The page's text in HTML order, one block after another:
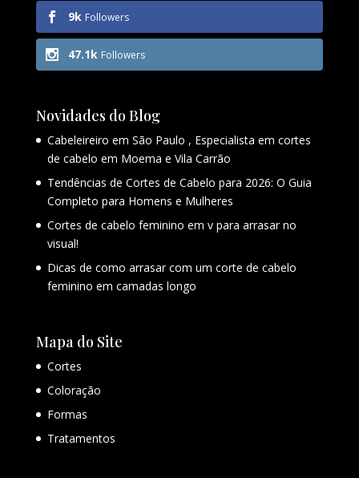
9k Followers
47.1k Followers
Novidades do Blog
Cabeleireiro em São Paulo , Especialista em cortes
de cabelo em Moema e Vila Carrão
Tendências de Cortes de Cabelo para 2026: O Guia
Completo para Homens e Mulheres
Cortes de cabelo feminino em v para arrasar no
visual!
Dicas de como arrasar com um corte de cabelo
feminino em camadas longo
Mapa do Site
Cortes
Coloração
Formas
Tratamentos